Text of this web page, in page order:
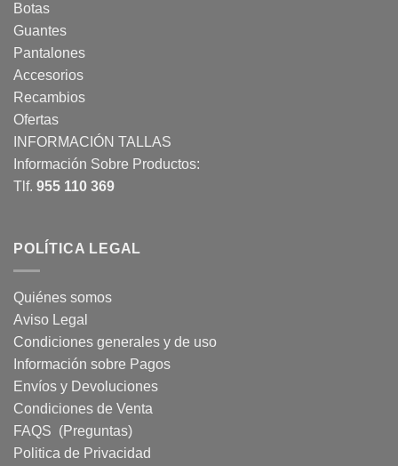
Botas
Guantes
Pantalones
Accesorios
Recambios
Ofertas
INFORMACIÓN TALLAS
Información Sobre Productos:
Tlf. 955 110 369
POLÍTICA LEGAL
Quiénes somos
Aviso Legal
Condiciones generales y de uso
Información sobre Pagos
Envíos y Devoluciones
Condiciones de Venta
FAQS (Preguntas)
Politica de Privacidad